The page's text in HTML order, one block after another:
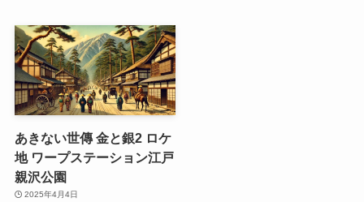
あきない世傳 金と銀2 ロケ
地 ワープステーション江戸
親沢公園
2025年4月4日